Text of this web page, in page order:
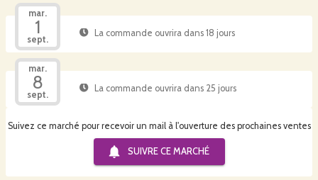
mar.
1
sept.
La commande ouvrira dans 18 jours
mar.
8
sept.
La commande ouvrira dans 25 jours
Suivez ce marché pour recevoir un mail à l'ouverture des prochaines ventes
SUIVRE CE MARCHÉ